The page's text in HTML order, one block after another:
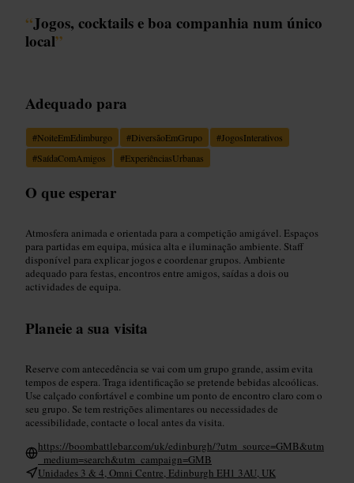
“Jogos, cocktails e boa companhia num único
local”
Adequado para
#NoiteEmEdimburgo #DiversãoEmGrupo #JogosInterativos
#SaídaComAmigos #ExperiênciasUrbanas
O que esperar
Atmosfera animada e orientada para a competição amigável. Espaços
para partidas em equipa, música alta e iluminação ambiente. Staff
disponível para explicar jogos e coordenar grupos. Ambiente
adequado para festas, encontros entre amigos, saídas a dois ou
actividades de equipa.
Planeie a sua visita
Reserve com antecedência se vai com um grupo grande, assim evita
tempos de espera. Traga identificação se pretende bebidas alcoólicas.
Use calçado confortável e combine um ponto de encontro claro com o
seu grupo. Se tem restrições alimentares ou necessidades de
acessibilidade, contacte o local antes da visita.
https://boombattlebar.com/uk/edinburgh/?utm_source=GMB&utm
_medium=search&utm_campaign=GMB
Unidades 3 & 4, Omni Centre, Edinburgh EH1 3AU, UK